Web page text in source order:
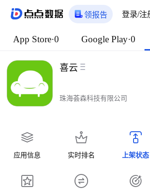
领报告 登录/注
App Store·0 Google Play·0
喜云
珠海荟森科技有限公司
应用信息 实时排名 上架状态